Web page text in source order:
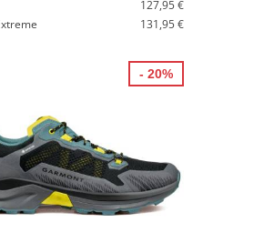
127,95 €
131,95 €
- 20%